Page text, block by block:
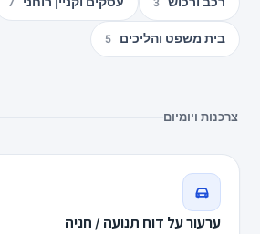
בית משפט והליכים 5
צרכנות ויומיום
ערעור על דוח תנועה / חניה